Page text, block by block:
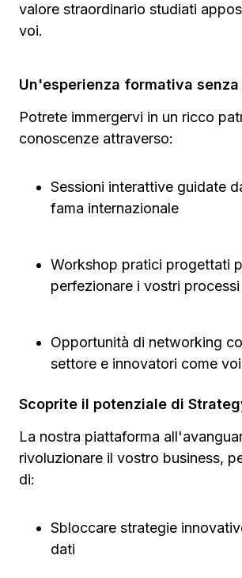
valore straordinario studiati
voi.
Un'esperienza formativa
Potrete immergervi in un ricco
conoscenze attraverso:
Sessioni interattive guidate
fama internazionale
Workshop pratici progettati
perfezionare i vostri
Opportunità di networking
settore e innovatori come voi
Scoprite il potenziale di
La nostra piattaforma
rivoluzionare il vostro business,
di:
Sbloccare strategie
dati